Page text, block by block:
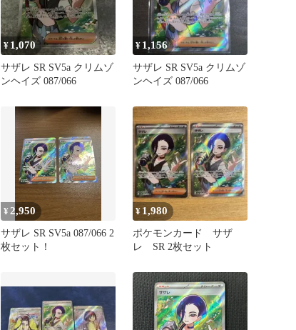
¥ 1,070
サザレ SR SV5a クリムゾ
ンヘイズ 087/066
¥ 1,156
サザレ SR SV5a クリムゾ
ンヘイズ 087/066
¥2,950
サザレ SR SV5a 087/066 2
枚セット！
¥ 1,980
ポケモンカード サザ
レ SR 2枚セット